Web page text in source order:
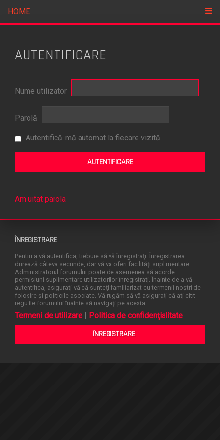
HOME
AUTENTIFICARE
Nume utilizator
Parolă
Autentifică-mă automat la fiecare vizită
Am uitat parola
ÎNREGISTRARE
Pentru a vă autentifica, trebuie să vă înregistraţi. Înregistrarea
durează câteva secunde, dar vă va oferi facilităţi suplimentare.
Administratorul forumului poate de asemenea să acorde
permisiuni suplimentare utilizatorilor înregistraţi. Înainte de a vă
autentifica, asiguraţi-vă că sunteţi familiarizat cu termenii noştri de
folosire şi politicile asociate. Vă rugăm să vă asiguraţi că aţi citit
regulile forumului înainte să navigaţi pe acesta.
Termeni de utilizare | Politica de confidenţialitate
ÎNREGISTRARE